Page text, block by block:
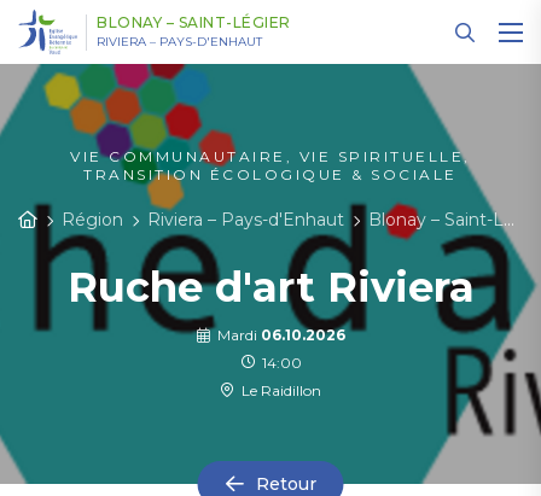
BLONAY – SAINT-LÉGIER
RIVIERA – PAYS-D'ENHAUT
VIE COMMUNAUTAIRE, VIE SPIRITUELLE,
TRANSITION ÉCOLOGIQUE & SOCIALE
Région Riviera – Pays-d'Enhaut Blonay – Saint-Légier
Ruche d'art Riviera
Mardi 06.10.2026
14:00
Le Raidillon
Retour
Panneau de gestion des cookies